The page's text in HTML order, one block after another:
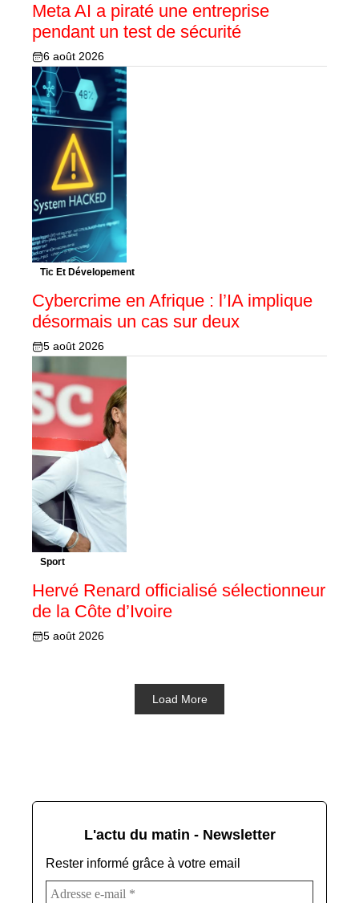
Meta AI a piraté une entreprise
pendant un test de sécurité
6 août 2026
Tic Et Dévelopement
Cybercrime en Afrique : l’IA implique
désormais un cas sur deux
5 août 2026
Sport
Hervé Renard officialisé sélectionneur
de la Côte d’Ivoire
5 août 2026
Load More
L'actu du matin - Newsletter
Rester informé grâce à votre email